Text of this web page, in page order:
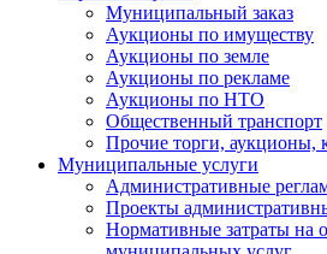
Муниципальный заказ
Аукционы по имуществу
Аукционы по земле
Аукционы по рекламе
Аукционы по НТО
Общественный транспорт
Прочие торги, аукционы,
Муниципальные услуги
Административные
Проекты
Нормативные затраты на